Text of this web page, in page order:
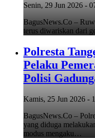
Senin, 29 Jun 2026 -
BagusNews.Co –
terus diwariskan dari
Polresta
Pelaku
Polisi
Kamis, 25 Jun 2026 -
BagusNews.Co –
yang diduga
modus mengaku…